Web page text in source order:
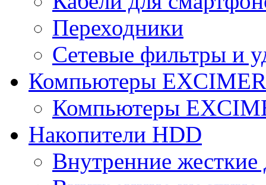
Переходники
Сетевые фильтры и
Компьютеры
Компьютеры
Накопители HDD
Внутренние